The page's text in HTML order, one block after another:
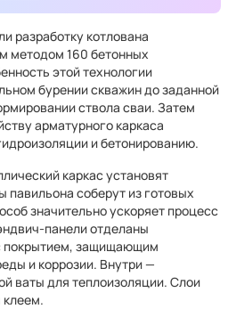
разработку котлована
методом 160 бетонных
этой технологии
бурении скважин до заданной
ствола сваи. Затем
арматурного каркаса
и бетонированию.
каркас установят
павильона соберут из готовых
значительно ускоряет процесс
панели отделаны
покрытием, защищающим
и коррозии. Внутри —
ваты для теплоизоляции. Слои